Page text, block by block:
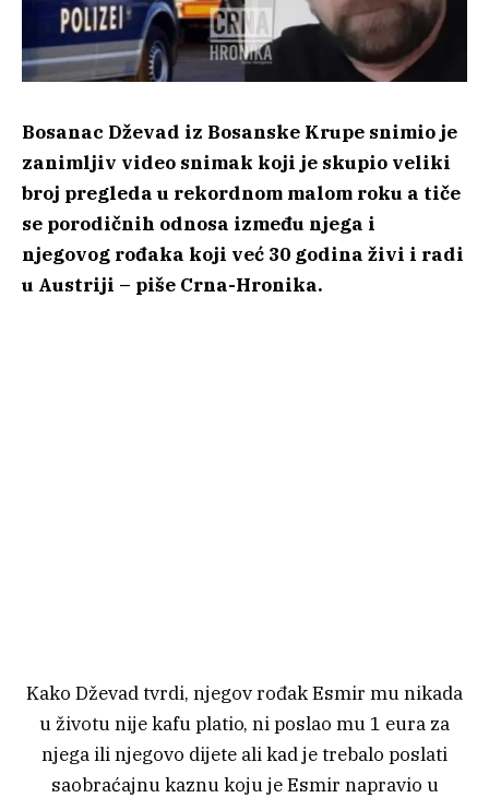
Bosanac Dževad iz Bosanske Krupe snimio je
zanimljiv video snimak koji je skupio veliki
broj pregleda u rekordnom malom roku a tiče
se porodičnih odnosa između njega i
njegovog rođaka koji već 30 godina živi i radi
u Austriji – piše Crna-Hronika.
Kako Dževad tvrdi, njegov rođak Esmir mu nikada
u životu nije kafu platio, ni poslao mu 1 eura za
njega ili njegovo dijete ali kad je trebalo poslati
saobraćajnu kaznu koju je Esmir napravio u